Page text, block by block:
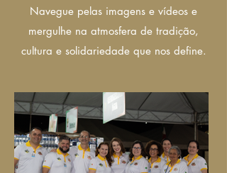
Navegue pelas imagens e vídeos e
mergulhe na atmosfera de tradição,
cultura e solidariedade que nos define.